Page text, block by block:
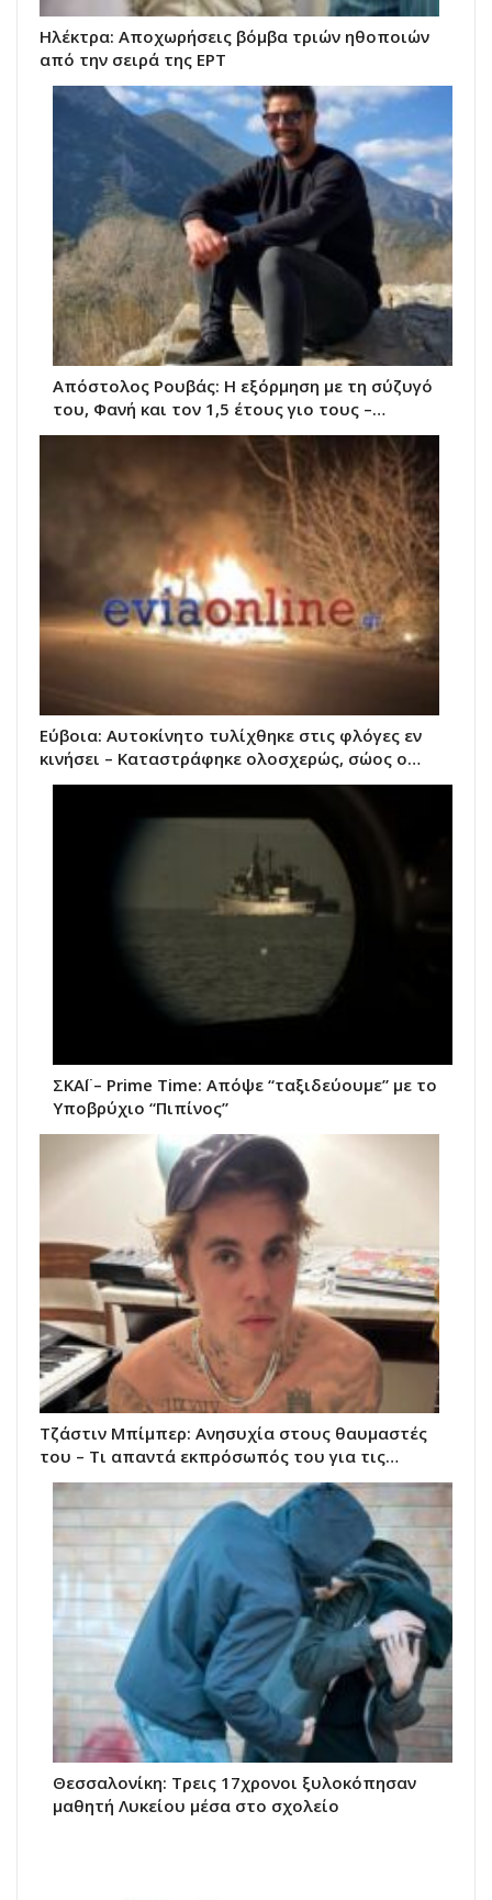
Ηλέκτρα: Αποχωρήσεις βόμβα τριών ηθοποιών
από την σειρά της ΕΡΤ
Απόστολος Ρουβάς: Η εξόρμηση με τη σύζυγό
του, Φανή και τον 1,5 έτους γιο τους –…
Εύβοια: Αυτοκίνητο τυλίχθηκε στις φλόγες εν
κινήσει – Καταστράφηκε ολοσχερώς, σώος ο…
ΣΚΑΪ – Prime Time: Απόψε “ταξιδεύουμε” με το
Υποβρύχιο “Πιπίνος”
Τζάστιν Μπίμπερ: Ανησυχία στους θαυμαστές
του – Τι απαντά εκπρόσωπός του για τις…
Θεσσαλονίκη: Τρεις 17χρονοι ξυλοκόπησαν
μαθητή Λυκείου μέσα στο σχολείο